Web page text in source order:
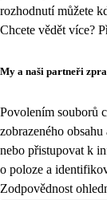
rozhodnutí můžete
Chcete vědět více?
My a naši partneři
Povolením souborů
zobrazeného
nebo přistupovat k
o poloze a
Zodpovědnost